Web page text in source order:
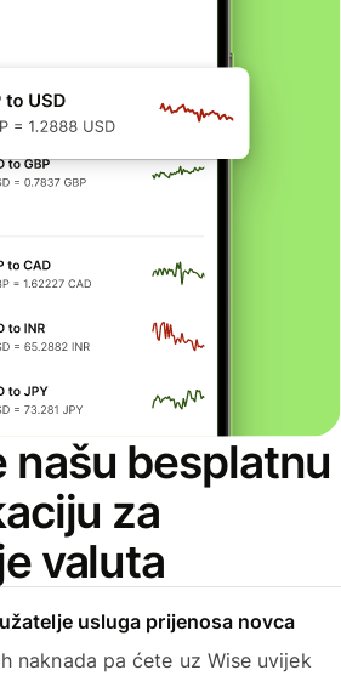
našu besplatnu
za
valuta
usluga prijenosa novca
naknada pa ćete uz Wise uvijek